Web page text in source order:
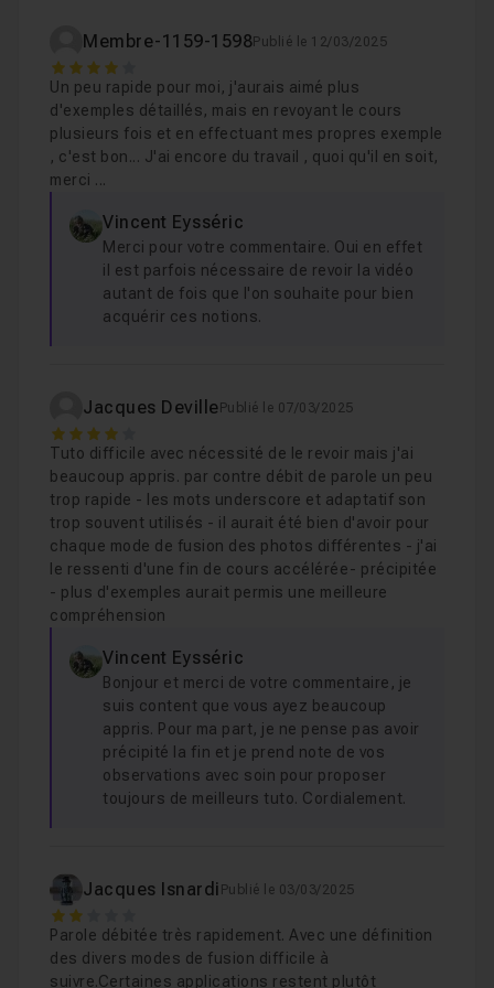
Comparaison sur Gris et bien d'autres choses encore.
Pourquoi suivre ce cours ?
En maîtrisant les modes de fusion, vous gagnerez un
contrôle total sur vos calques, vous saurez
expérimenter en toute confiance et vous développerez
un style unique grâce à des techniques professionnelles.
Vous avez le salon d'entraide où vous pouvez poser
toutes vos questions et un QCM pour valider vos acquis.
À bientôt dans ce tuto !
Crédit photos et images : Vincent EYSSÉRIC - 2025
Chapitre 8 : Autres modes de fusion 04m38
Chapitre 9 : Modes de fusion : Options avancées et
Membre-1159-1598Publié le 12/03/2025
4
Un peu rapide pour moi, j'aurais aimé plus
d'exemples détaillés, mais en revoyant le cours
plusieurs fois et en effectuant mes propres exemple
, c'est bon... J'ai encore du travail , quoi qu'il en soit,
merci ...
Vincent Eysséric
Merci pour votre commentaire. Oui en effet
il est parfois nécessaire de revoir la vidéo
autant de fois que l'on souhaite pour bien
acquérir ces notions.
Jacques Deville Publié le 07/03/2025
4
Tuto difficile avec nécessité de le revoir mais j'ai
beaucoup appris. par contre débit de parole un peu
trop rapide - les mots underscore et adaptatif son
trop souvent utilisés - il aurait été bien d'avoir pour
chaque mode de fusion des photos différentes - j'ai
le ressenti d'une fin de cours accélérée- précipitée
- plus d'exemples aurait permis une meilleure
compréhension
Vincent Eysséric
Bonjour et merci de votre commentaire, je
suis content que vous ayez beaucoup
appris. Pour ma part, je ne pense pas avoir
précipité la fin et je prend note de vos
observations avec soin pour proposer
toujours de meilleurs tuto. Cordialement.
Jacques Isnardi Publié le 03/03/2025
2
Parole débitée très rapidement. Avec une définition
des divers modes de fusion difficile à
suivre.Certaines applications restent plutôt